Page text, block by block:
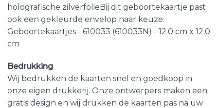
holografische zilverfolieBij dit geboortekaartje past
ook een gekleurde envelop naar keuze.
Geboortekaartjes - 610033 (610033N) - 12.0 cm x 12.0
cm
Bedrukking
Wij bedrukken de kaarten snel en goedkoop in
onze eigen drukkerij. Onze ontwerpers maken een
gratis design en wij drukken de kaarten pas na uw